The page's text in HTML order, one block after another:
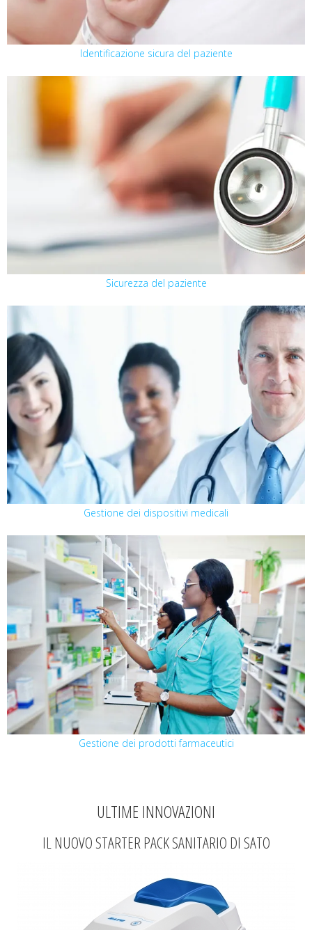
Identificazione sicura del paziente
Sicurezza del paziente
Gestione dei dispositivi medicali
Gestione dei prodotti farmaceutici
ULTIME INNOVAZIONI
IL NUOVO STARTER PACK SANITARIO DI SATO